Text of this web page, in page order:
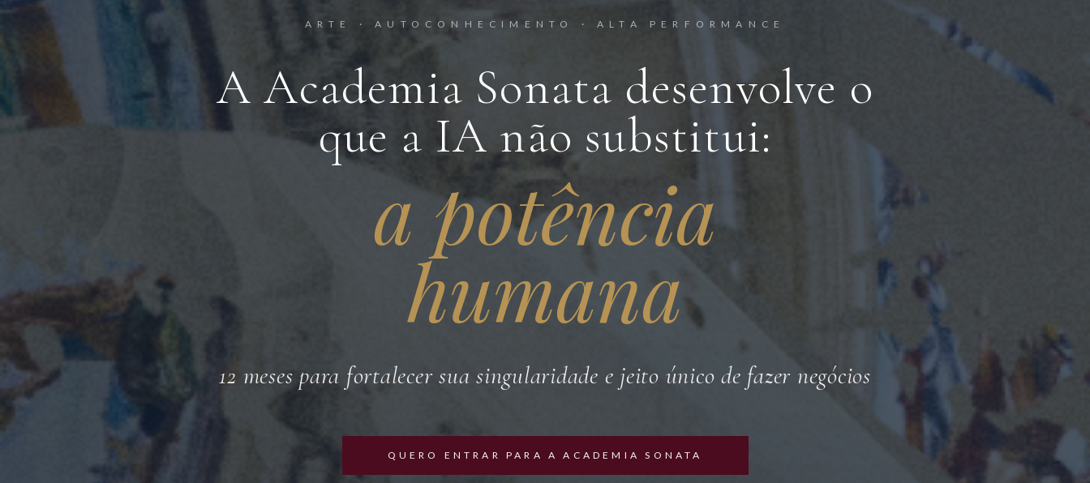
ARTE · AUTOCONHECIMENTO · ALTA PERFORMANCE
A Academia Sonata desenvolve o
que a IA não substitui:
a potência
humana
12 meses para fortalecer sua singularidade e jeito único de fazer negócios
QUERO ENTRAR PARA A ACADEMIA SONATA